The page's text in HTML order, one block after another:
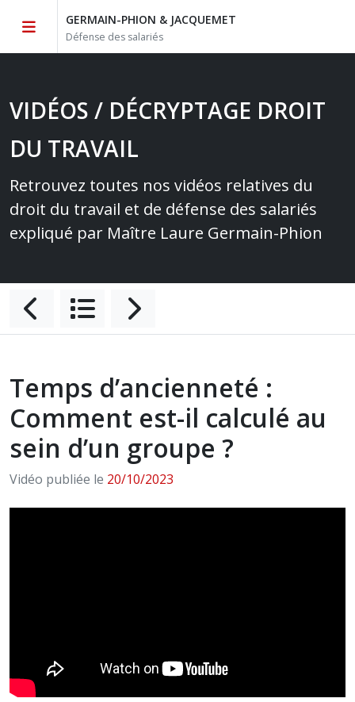
GERMAIN-PHION & JACQUEMET
Défense des salariés
VIDÉOS / DÉCRYPTAGE DROIT
DU TRAVAIL
Retrouvez toutes nos vidéos relatives du
droit du travail et de défense des salariés
expliqué par Maître Laure Germain-Phion
Temps d’ancienneté :
Comment est-il calculé au
sein d’un groupe ?
Vidéo publiée le 20/10/2023